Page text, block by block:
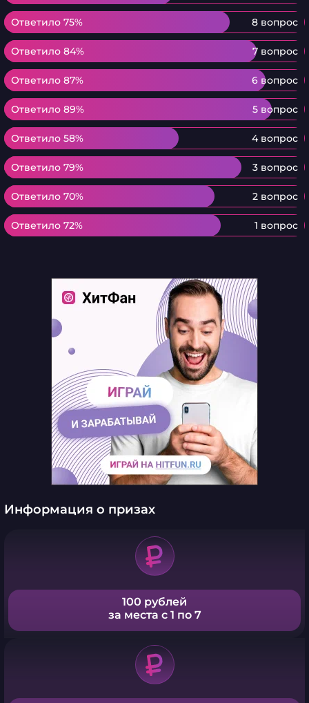
Ответило 75% 8 вопрос
Ответило 75%
Ответило 84% 7 вопрос
Ответило 84%
Ответило 87% 6 вопрос
Ответило 87%
Ответило 89% 5 вопрос
Ответило 89%
Ответило 58% 4 вопрос
Ответило 58%
Ответило 79% 3 вопрос
Ответило 79%
Ответило 70% 2 вопрос
Ответило 70%
Ответило 72% 1 вопрос
Ответило 72%
Информация о призах
100 рублей
за места с 1 по 7